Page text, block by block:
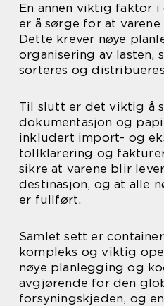
En annen viktig faktor
er å sørge for at
Dette krever nøye
organisering av lasten,
sorteres og
Til slutt er det viktig å
dokumentasjon og
inkludert import- og
tollklarering og
sikre at varene blir
destinasjon, og at alle
er fullført.
Samlet sett er
kompleks og viktig
nøye planlegging og
avgjørende for den
forsyningskjeden, og